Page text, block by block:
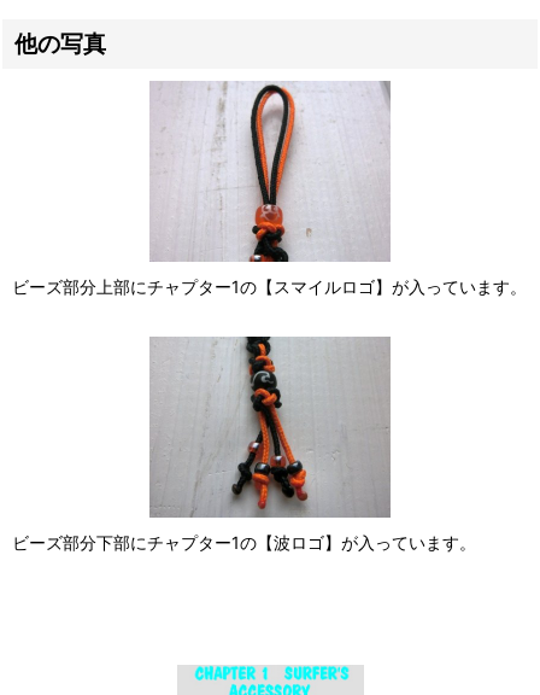
他の写真
ビーズ部分上部にチャプター1の【スマイルロゴ】が入っています。
ビーズ部分下部にチャプター1の【波ロゴ】が入っています。